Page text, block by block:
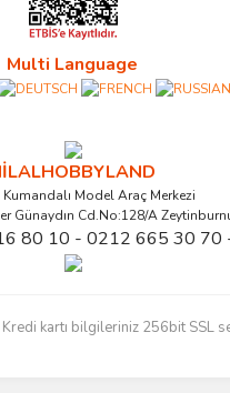
Multi Language
Model Araç Merkezi
Günaydın Cd.No:128/A
80 10 - 0212 665 30 70
kartı bilgileriniz 256bit SSL